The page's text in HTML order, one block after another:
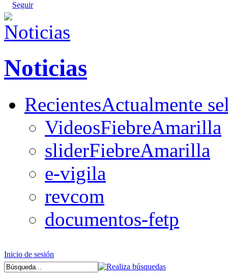
Seguir
Noticias
RecientesActualmente
VideosFiebreAmarilla
sliderFiebreAmarilla
e-vigila
revcom
documentos-fetp
Inicio de sesión